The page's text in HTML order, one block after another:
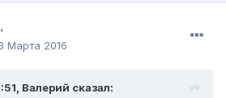
Марта 2016
Валерий сказал: